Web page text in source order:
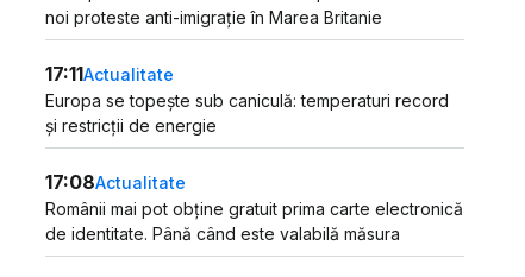
noi proteste anti-imigrație în Marea Britanie
17:11Actualitate
Europa se topește sub caniculă: temperaturi record
și restricții de energie
17:08Actualitate
Românii mai pot obține gratuit prima carte electronică
de identitate. Până când este valabilă măsura